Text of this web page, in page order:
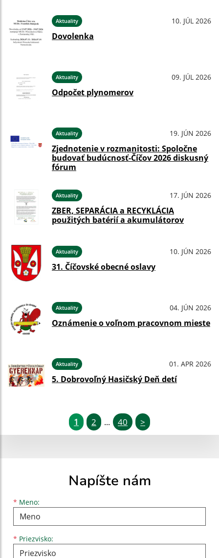
Aktuality 10. JÚL 2026
Dovolenka
Aktuality 09. JÚL 2026
Odpočet plynomerov
Aktuality 19. JÚN 2026
Zjednotenie v rozmanitosti: Spoločne
budovať budúcnosť-Číčov 2026 diskusný
fórum
Aktuality 17. JÚN 2026
ZBER, SEPARÁCIA a RECYKLÁCIA
použitých batérií a akumulátorov
Aktuality 10. JÚN 2026
31. Číčovské obecné oslavy
Aktuality 04. JÚN 2026
Oznámenie o voľnom pracovnom mieste
Aktuality 01. APR 2026
5. Dobrovoľný Hasičský Deň detí
1 2 ... 40 >
Napíšte nám
* Meno:
Meno
* Priezvisko:
Priezvisko
E-mailová adresa